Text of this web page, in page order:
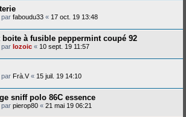
par faboudu33 « 17 oct. 19 13:48
boite à fusible peppermint coupé 92
par lozoic « 10 sept. 19 11:57
par Frà.V« 15 juil. 19 14:10
sniff polo 86C essence
par pierop80 « 21 mai 19 06:21